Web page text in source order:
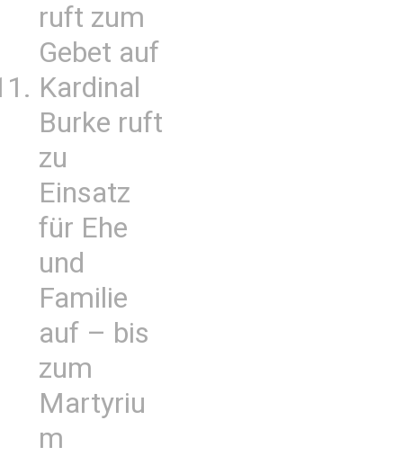
ruft zum
Gebet auf
Kardinal
Burke ruft
zu
Einsatz
für Ehe
und
Familie
auf – bis
zum
Martyriu
m